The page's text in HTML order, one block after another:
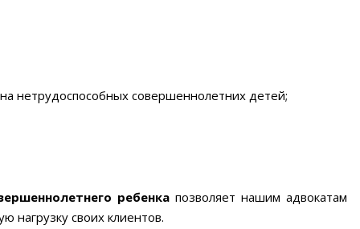
нетрудоспособных совершеннолетних детей;
ребенка позволяет нашим адвокатам
нагрузку своих клиентов.